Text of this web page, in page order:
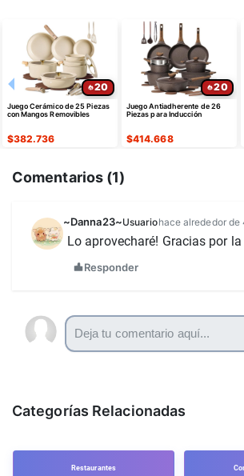
20
Juego Cerámico de 25 Piezas
con Mangos Removibles
$382.736
20
Juego Antiadherente de 26
Piezas para Inducción
$414.668
Comentarios (1)
~Danna23~Usuariohace alrededor de
Lo aprovecharé! Gracias por
Responder
Categorías Relacionadas
Restaurantes